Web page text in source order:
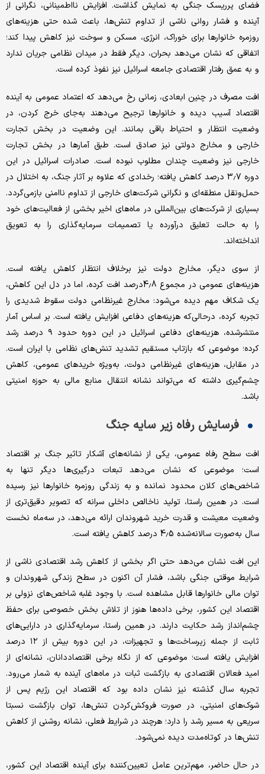
فضای پرریسک جنگی به نمایش گذاشت. افزایش نااطمینانی، نگرانی از
آینده و فشار روانی ناشی از تداوم تنش‌ها، باعث شده حتی هزینه‌های
روزمره خانوارها برای خوراک، انرژی، مسکن و سوخت نیز کاهش پیدا کند؛
اتفاقی که نشان می‌دهد بحران، دیگر فقط در میدان نظامی جریان ندارد
و به عمق رفتار اقتصادی جامعه اسرائیل نیز نفوذ کرده است.
افت مصرف در چنین ابعادی، زمانی رخ می‌دهد که اعتماد عمومی به آینده
اقتصاد آسیب دیده و خانوارها ترجیح می‌دهند به‌جای خرج کردن، در
وضعیت انتظار و احتیاط باقی بمانند. این وضعیت در بخش تجارت
خارجی و مخارج دولتی نیز صادق است. طبق آمارها در بخش تجارت
خارجی نیز وضعیت چندان مطلوب نبوده است. صادرات اسرائیل در این
دوره 3.7 درصد کاهش یافته؛ رخدادی که علاوه بر آثار جنگ، به اختلال در
حمل‌ونقل منطقه‌ای و نگرانی شرکت‌های خارجی از تداوم ناامنی بازمی‌گردد.
بسیاری از شرکت‌های بین‌المللی در ماه‌های اخیر بخشی از فعالیت‌های خود
را به حالت تعلیق درآورده یا تصمیمات سرمایه‌گذاری را به تعویق
انداخته‌اند.
از سوی دیگر، مخارج دولت نیز برخلاف انتظار کاهش یافته است.
هزینه‌های عمومی در مجموع 4.8درصد افت کرده، اما در دل این کاهش،
یک شکاف مهم دیده می‌شود: مخارج غیرنظامی دولت سقوط شدیدی را
تجربه کرده، درحالی‌که هزینه‌های دفاعی افزایش یافته است. بر اساس آمار
منتشرشده، هزینه‌های دفاعی اسرائیل در این دوره حدود ۹ درصد رشد
کرده؛ موضوعی که بازتاب مستقیم تشدید تنش‌های نظامی با ایران است.
در مقابل، هزینه‌های غیرنظامی دولت، به‌ویژه خریدهای عمومی، کاهش
چشم‌گیری داشته که می‌تواند نشانه انتقال منابع مالی به حوزه امنیتی
باشد.
فرسایش رفاه زیر سایه جنگ
افت سطح رفاه عمومی، یکی از نشانه‌های آشکار تاثیر جنگ بر اقتصاد
است؛ موضوعی که نشان می‌دهد تبعات درگیری‌ها دیگر تنها به
شاخص‌های کلان محدود نمانده و به زندگی روزمره خانوارها نیز رسیده
است. در همین راستا، تولید ناخالص داخلی سرانه که تصویر دقیق‌تری از
وضعیت معیشت و قدرت خرید شهروندان ارائه می‌دهد، در سه‌ماه نخست
سال به‌صورت سالانه‌شده 4.5 درصد کاهش یافته است.
این افت نشان می‌دهد حتی اگر بخشی از کاهش رشد اقتصادی ناشی از
شرایط موقتی جنگی باشد، فشار آن اکنون در سطح زندگی شهروندان و
توان مالی خانوارها قابل مشاهده است. با وجود غلبه شاخص‌های نزولی بر
اقتصاد این کشور، برخی داده‌ها هنوز از تلاش بخش خصوصی برای حفظ
چشم‌انداز رشد حکایت دارند. در همین راستا، سرمایه‌گذاری در دارایی‌های
ثابت از جمله زیرساخت‌ها و تجهیزات، در این دوره بیش از ۱۲ درصد
افزایش یافته است؛ موضوعی که از نگاه برخی اقتصاددانان، نشانه‌ای از
امید فعالان اقتصادی به بازگشت ثبات در ماه‌های آینده به شمار می‌رود.
تجربه سال گذشته نیز نشان داده بود که اقتصاد این رژیم پس از
شوک‌های امنیتی، در صورت فروکش‌کردن تنش‌ها، توان بازگشت نسبتا
سریعی به مسیر رشد را دارد؛ هرچند در شرایط فعلی، نشانه روشنی از کاهش
تنش‌ها در کوتاه‌مدت دیده نمی‌شود.
در حال حاضر، مهم‌ترین عامل تعیین‌کننده برای آینده اقتصاد این کشور،